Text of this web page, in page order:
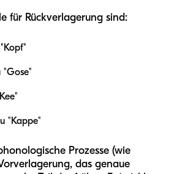
für Rückverlagerung sind:
"Gose"
"Kappe"
Prozesse (wie
das genaue